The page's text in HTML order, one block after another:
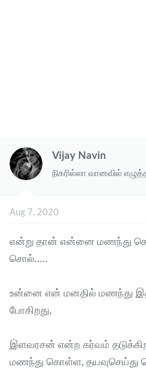
Vijay Navin
நிகரில்லா வானவில்
Aug 7, 2020
என்று தான் என்னை மணந்து
சொல்.....
உன்னை என் மனதில் மணந்து
போகிறது,
இளவரசன் என்ற கர்வம்
மணந்து கொள்ள,